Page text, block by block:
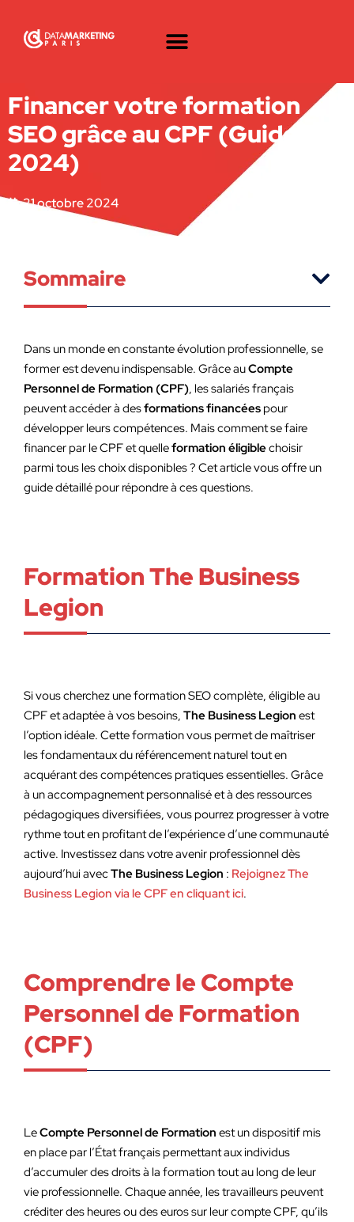
Financer votre formation
SEO grâce au CPF (Guide
2024)
21 octobre 2024
Sommaire
Dans un monde en constante évolution professionnelle, se
former est devenu indispensable. Grâce auCompte
Personnel de Formation (CPF), les salariés français
peuvent accéder à desformations financées pour
développer leurs compétences. Mais comment se faire
financer par le CPF et quelleformation éligiblechoisir
parmi tous les choix disponibles ? Cet article vous offre un
guide détaillé pour répondre à ces questions.
Formation The Business
Legion
Si vous cherchez une formation SEO complète, éligible au
CPF et adaptée à vos besoins, The Business Legion est
l’option idéale. Cette formation vous permet de maîtriser
les fondamentaux du référencement naturel tout en
acquérant des compétences pratiques essentielles. Grâce
à un accompagnement personnalisé et à des ressources
pédagogiques diversifiées, vous pourrez progresser à votre
rythme tout en profitant de l’expérience d’une communauté
active. Investissez dans votre avenir professionnel dès
aujourd’hui avecThe Business Legion : Rejoignez The
Business Legion via le CPF en cliquant ici.
Comprendre le Compte
Personnel de Formation
(CPF)
LeCompte Personnel de Formation est un dispositif mis
en place par l’État français permettant aux individus
d’accumuler des droits à la formation tout au long de leur
vie professionnelle. Chaque année, les travailleurs peuvent
créditer des heures ou des euros sur leur compte CPF, qu’ils